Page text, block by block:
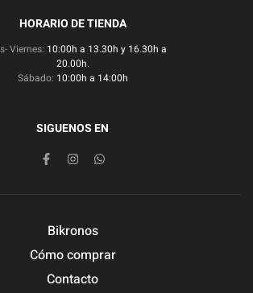
HORARIO DE TIENDA
Viernes: 10:00h a 13.30h y 16.30h a
20.00h.
Sábado: 10:00h a 14:00h
SIGUENOS EN
Bikronos
Cómo comprar
Contacto